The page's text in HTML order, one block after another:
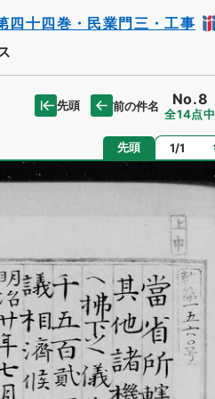
四十四巻・民業門三・工事
先頭 前の件名 No.8
全14点中
先頭 ページ